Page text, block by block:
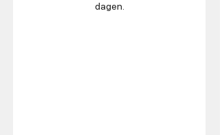
dagen.